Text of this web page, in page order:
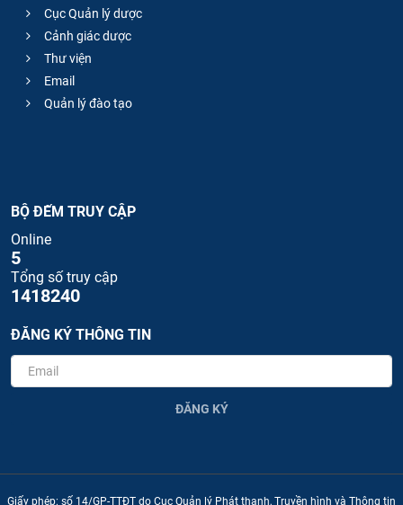
Cục Quản lý dược
Cảnh giác dược
Thư viện
Email
Quản lý đào tạo
BỘ ĐẾM TRUY CẬP
Online
5
Tổng số truy cập
1418240
ĐĂNG KÝ THÔNG TIN
ĐĂNG KÝ
Giấy phép: số 14/GP-TTĐT do Cục Quản lý Phát thanh, Truyền hình và Thông tin